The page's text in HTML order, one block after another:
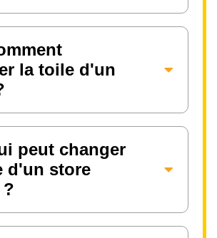
la toile d'un
peut changer
d'un store
?